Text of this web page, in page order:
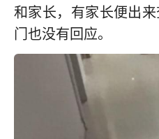
和家长，有家长便出
门也没有回应。